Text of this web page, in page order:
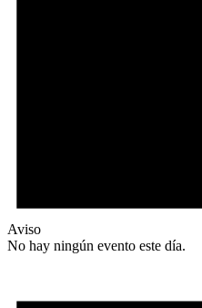
Aviso
No hay ningún evento este día.